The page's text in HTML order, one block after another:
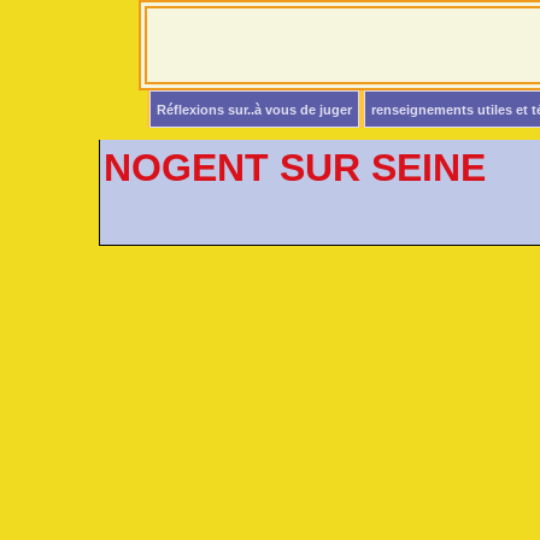
Réflexions sur..à vous de juger renseignements utiles et
NOGENT SUR SEINE